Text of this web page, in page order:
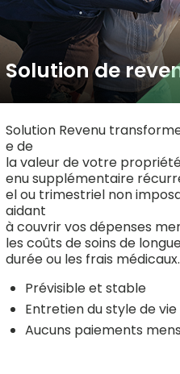
Solution de
Solution Revenu
ede
lavaleurdevotre
enusupplémentaire
elou trimestriel non
aidant
àcouvrirvos dépenses
lescoûts desoins de
duréeou les frais médicaux.
Prévisible et stable
Entretien du style de vie
Aucuns paiements